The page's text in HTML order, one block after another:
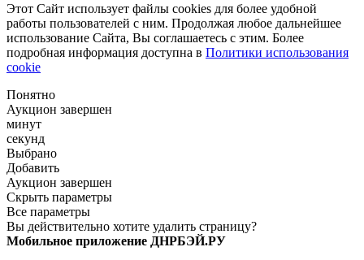
Этот Сайт использует файлы cookies для более удобной
работы пользователей с ним. Продолжая любое дальнейшее
использование Сайта, Вы соглашаетесь с этим. Более
подробная информация доступна в Политики использования
cookie
Понятно
Аукцион завершен
минут
секунд
Выбрано
Добавить
Аукцион завершен
Скрыть параметры
Все параметры
Вы действительно хотите удалить страницу?
Мобильное приложение ДНРБЭЙ.РУ